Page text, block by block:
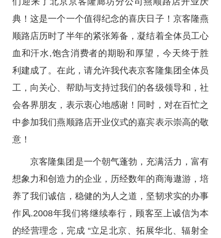
典！这是一个一个值得纪念的喜庆日子！京客隆燕
顺路店历时了半年的紧张筹备，凝结着全体员工心
血和汗水,饱含消费者的期盼和厚望，今天终于胜
利建成了。在此，请允许我代表京客隆集团全体员
工，向关心、帮助与支持过我们的各级领导和，社
会各界朋友，表示衷心地感谢！同时，对在百忙之
中参加我们燕顺路店开业仪式的嘉宾表示崇高的敬
意！
京客隆集团是一个朝气蓬勃，充满活力，富有
想象力和创造力的企业，历经数年的商海遨游，培
养了我们诚信，稳健的为人之道，坚韧求实的办事
作风.2008年我们将继续奉行，顾客至上诚信为本
的经营理念，完成 “立足北京、拓展华北、辐射全